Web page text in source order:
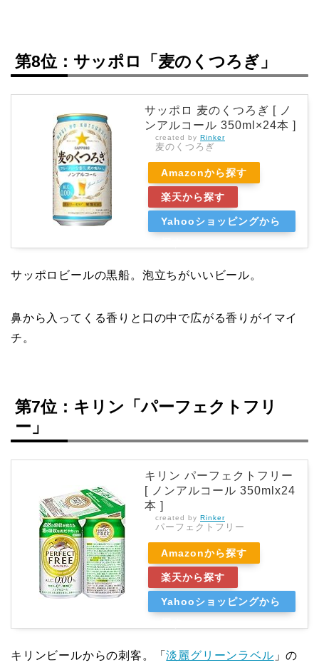
第8位：サッポロ「麦のくつろぎ」
サッポロ 麦のくつろぎ [ ノ
ンアルコール 350ml×24本 ]
created by Rinker
麦のくつろぎ
Amazonから探す
楽天から探す
Yahooショッピングから
サッポロビールの黒船。泡立ちがいいビール。
鼻から入ってくる香りと口の中で広がる香りがイマイ
チ。
第7位：キリン「パーフェクトフリ
ー」
キリン パーフェクトフリー
[ ノンアルコール 350mlx24
本 ]
created by Rinker
パーフェクトフリー
Amazonから探す
楽天から探す
Yahooショッピングから
キリンビールからの刺客。「淡麗グリーンラベル 」の